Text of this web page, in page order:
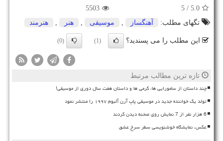
5.0
/ 5
5503
تگهای مطلب:
آهنگساز موسیقی هنر هنرمند
این مطلب را می پسندید؟ (1)
(0)
تازه ترین مطالب مرتبط
چند داستان از سامورایی ها، گرمی ها و داستان هفت سال دوری از موسیقی!
تولد یک خواننده جدید در موسیقی پاپ آرن آلبوم ۱۹۹۷ را منتشر نمود
6 هزار نفر از 7 نمایش روی صحنه دیدن کردند
عکس، نمایشگاه خوشنویسی سطر سرخ عشق